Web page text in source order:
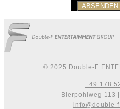
© 2025 Double-F
+49 178
Bierpohlweg 113
info@double-